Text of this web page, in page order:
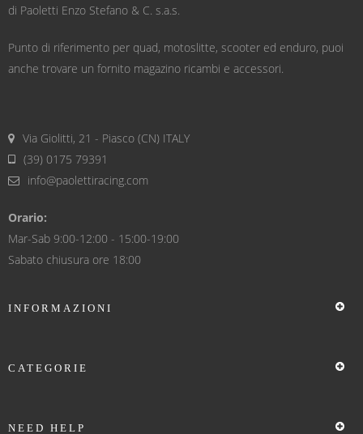
di Paoletti Enzo Stefano & C. s.a.s.
Punto di riferimento per quad, motoslitte, scooter ed enduro, puoi
anche trovare un fornito magazino ricambi e accessori.
Via Giolitti, 21 - Piasco (CN) ITALY
(39) 0175 79391
info@paolettiracing.com
Orario:
Mar-Sab 9:00-12:00 - 15:00-19:00
Sabato chiusura ore 18:00
INFORMAZIONI
CATEGORIE
NEED HELP